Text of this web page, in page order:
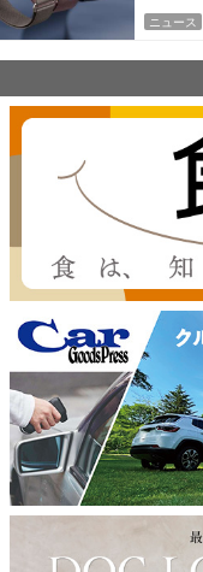
ニュース